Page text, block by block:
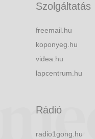
Szolgáltatás
freemail.hu
koponyeg.hu
videa.hu
lapcentrum.hu
Rádió
radio1gong.hu